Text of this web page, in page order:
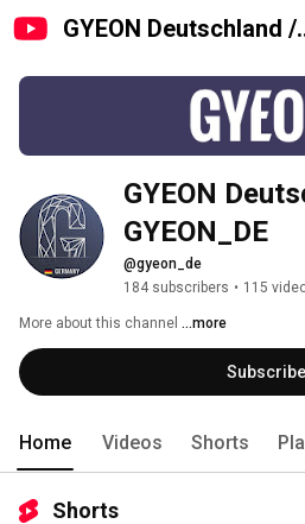
GYEON Deutschland /
GYEON
GYEON_DE
@gyeon_de
184 subscribers • 115
More about this channel ...more
Subscribe
Home Videos Shorts
Shorts